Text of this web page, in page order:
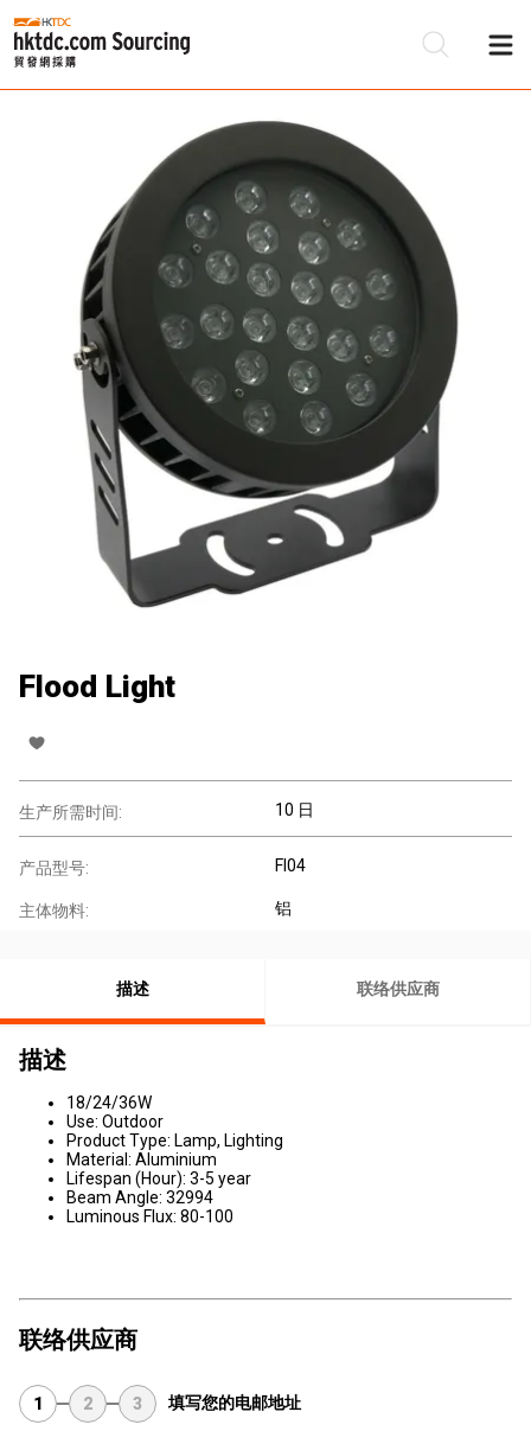
Flood Light
生产所需时间: 10 日
产品型号: Fl04
主体物料: 铝
描述 联络供应商
描述
18/24/36W
Use: Outdoor
Product Type: Lamp, Lighting
Material: Aluminium
Lifespan (Hour): 3-5 year
Beam Angle: 32994
Luminous Flux: 80-100
联络供应商
1 2 3 填写您的电邮地址